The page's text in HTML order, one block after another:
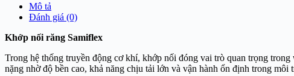
Mô tả
Đánh giá (0)
Khớp nối răng Samiflex
Trong hệ thống truyền động cơ khí, khớp nối đóng vai trò quan trọng
nặng nhờ độ bền cao, khả năng chịu tải lớn và vận hành ổn định trong môi